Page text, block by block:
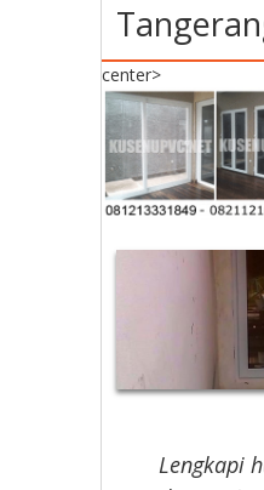
center>
Lengkapi